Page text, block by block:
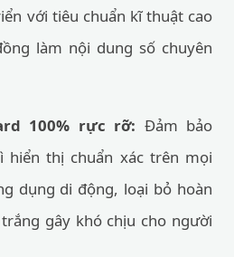
với tiêu chuẩn kĩ thuật cao
làm nội dung số chuyên
100% rực rỡ: Đảm bảo
hiển thị chuẩn xác trên mọi
dụng di động, loại bỏ hoàn
gây khó chịu cho người